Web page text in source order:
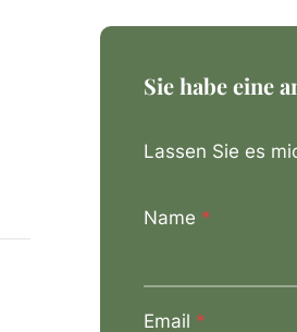
Sie habe eine
Lassen Sie es
Name *
Email *